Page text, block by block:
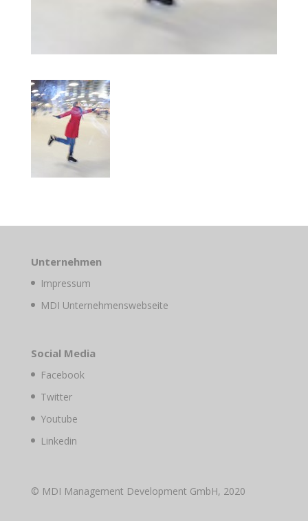
Unternehmen
Impressum
MDI Unternehmenswebseite
Social Media
Facebook
Twitter
Youtube
Linkedin
© MDI Management Development GmbH, 2020